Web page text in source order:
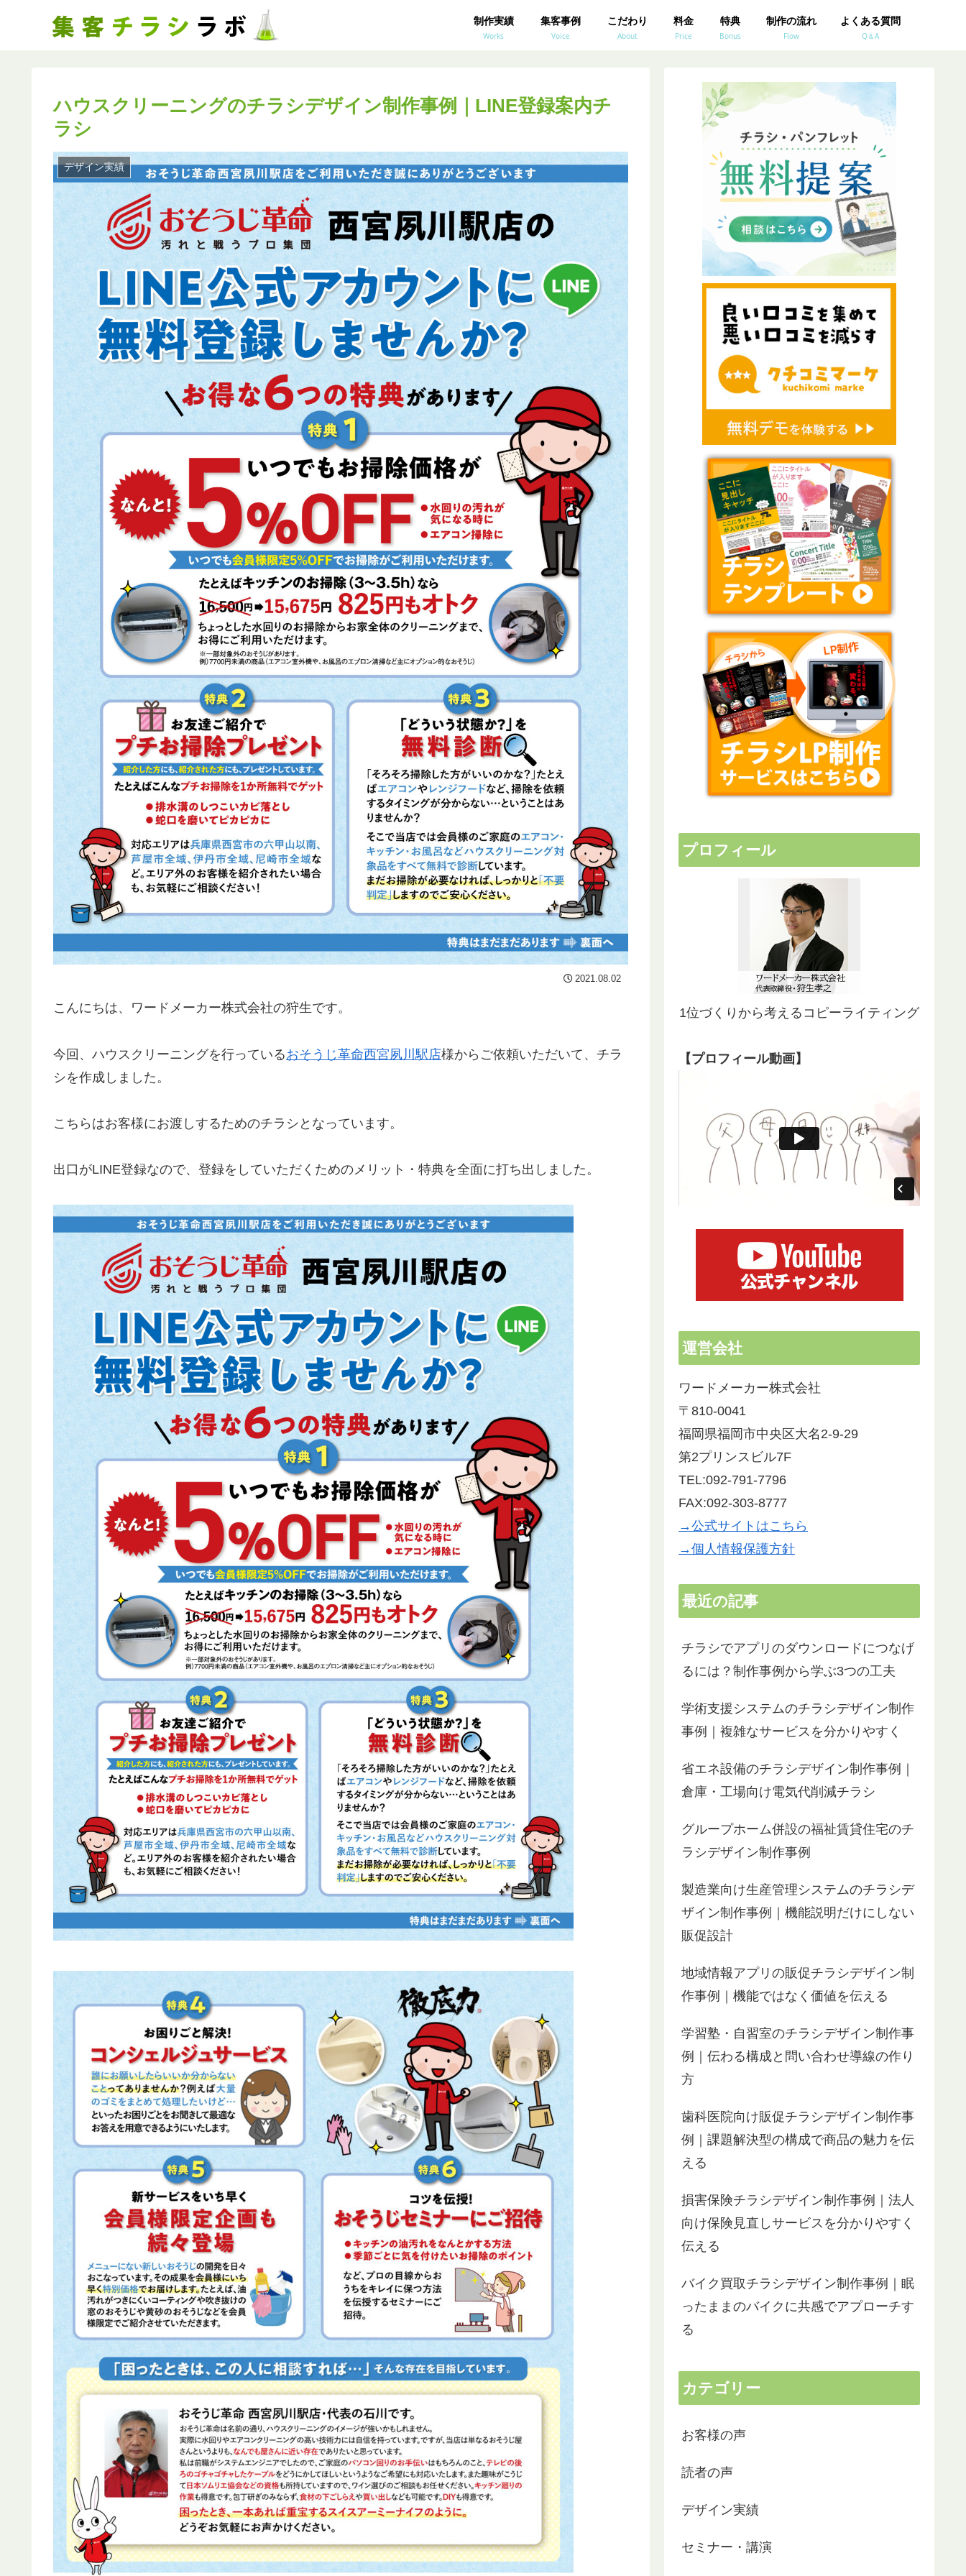
制作実績
Works
集客事例
Voice
こだわり
About
料金
Price
特典
Bonus
制作の流れ
Flow
よくある質問
Q＆A
ハウスクリーニングのチラシデザイン制作事例｜LINE登録案内チ
ラシ
デザイン実績
2021.08.02
こんにちは、ワードメーカー株式会社の狩生です。
今回、ハウスクリーニングを行っているおそうじ革命西宮夙川駅店様からご依頼いただいて、チラ
シを作成しました。
こちらはお客様にお渡しするためのチラシとなっています。
出口がLINE登録なので、登録をしていただくためのメリット・特典を全面に打ち出しました。
プロフィール
1位づくりから考えるコピーライティング
【プロフィール動画】
運営会社
ワードメーカー株式会社
〒810-0041
福岡県福岡市中央区大名2-9-29
第2プリンスビル7F
TEL:092-791-7796
FAX:092-303-8777
→公式サイトはこちら
→個人情報保護方針
最近の記事
チラシでアプリのダウンロードにつなげ
るには？制作事例から学ぶ3つの工夫
学術支援システムのチラシデザイン制作
事例｜複雑なサービスを分かりやすく
省エネ設備のチラシデザイン制作事例｜
倉庫・工場向け電気代削減チラシ
グループホーム併設の福祉賃貸住宅のチ
ラシデザイン制作事例
製造業向け生産管理システムのチラシデ
ザイン制作事例｜機能説明だけにしない
販促設計
地域情報アプリの販促チラシデザイン制
作事例｜機能ではなく価値を伝える
学習塾・自習室のチラシデザイン制作事
例｜伝わる構成と問い合わせ導線の作り
方
歯科医院向け販促チラシデザイン制作事
例｜課題解決型の構成で商品の魅力を伝
える
損害保険チラシデザイン制作事例｜法人
向け保険見直しサービスを分かりやすく
伝える
バイク買取チラシデザイン制作事例｜眠
ったままのバイクに共感でアプローチす
る
カテゴリー
お客様の声
読者の声
デザイン実績
セミナー・講演